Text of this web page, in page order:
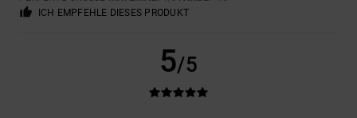
ICH EMPFEHLE DIESES PRODUKT
5/5